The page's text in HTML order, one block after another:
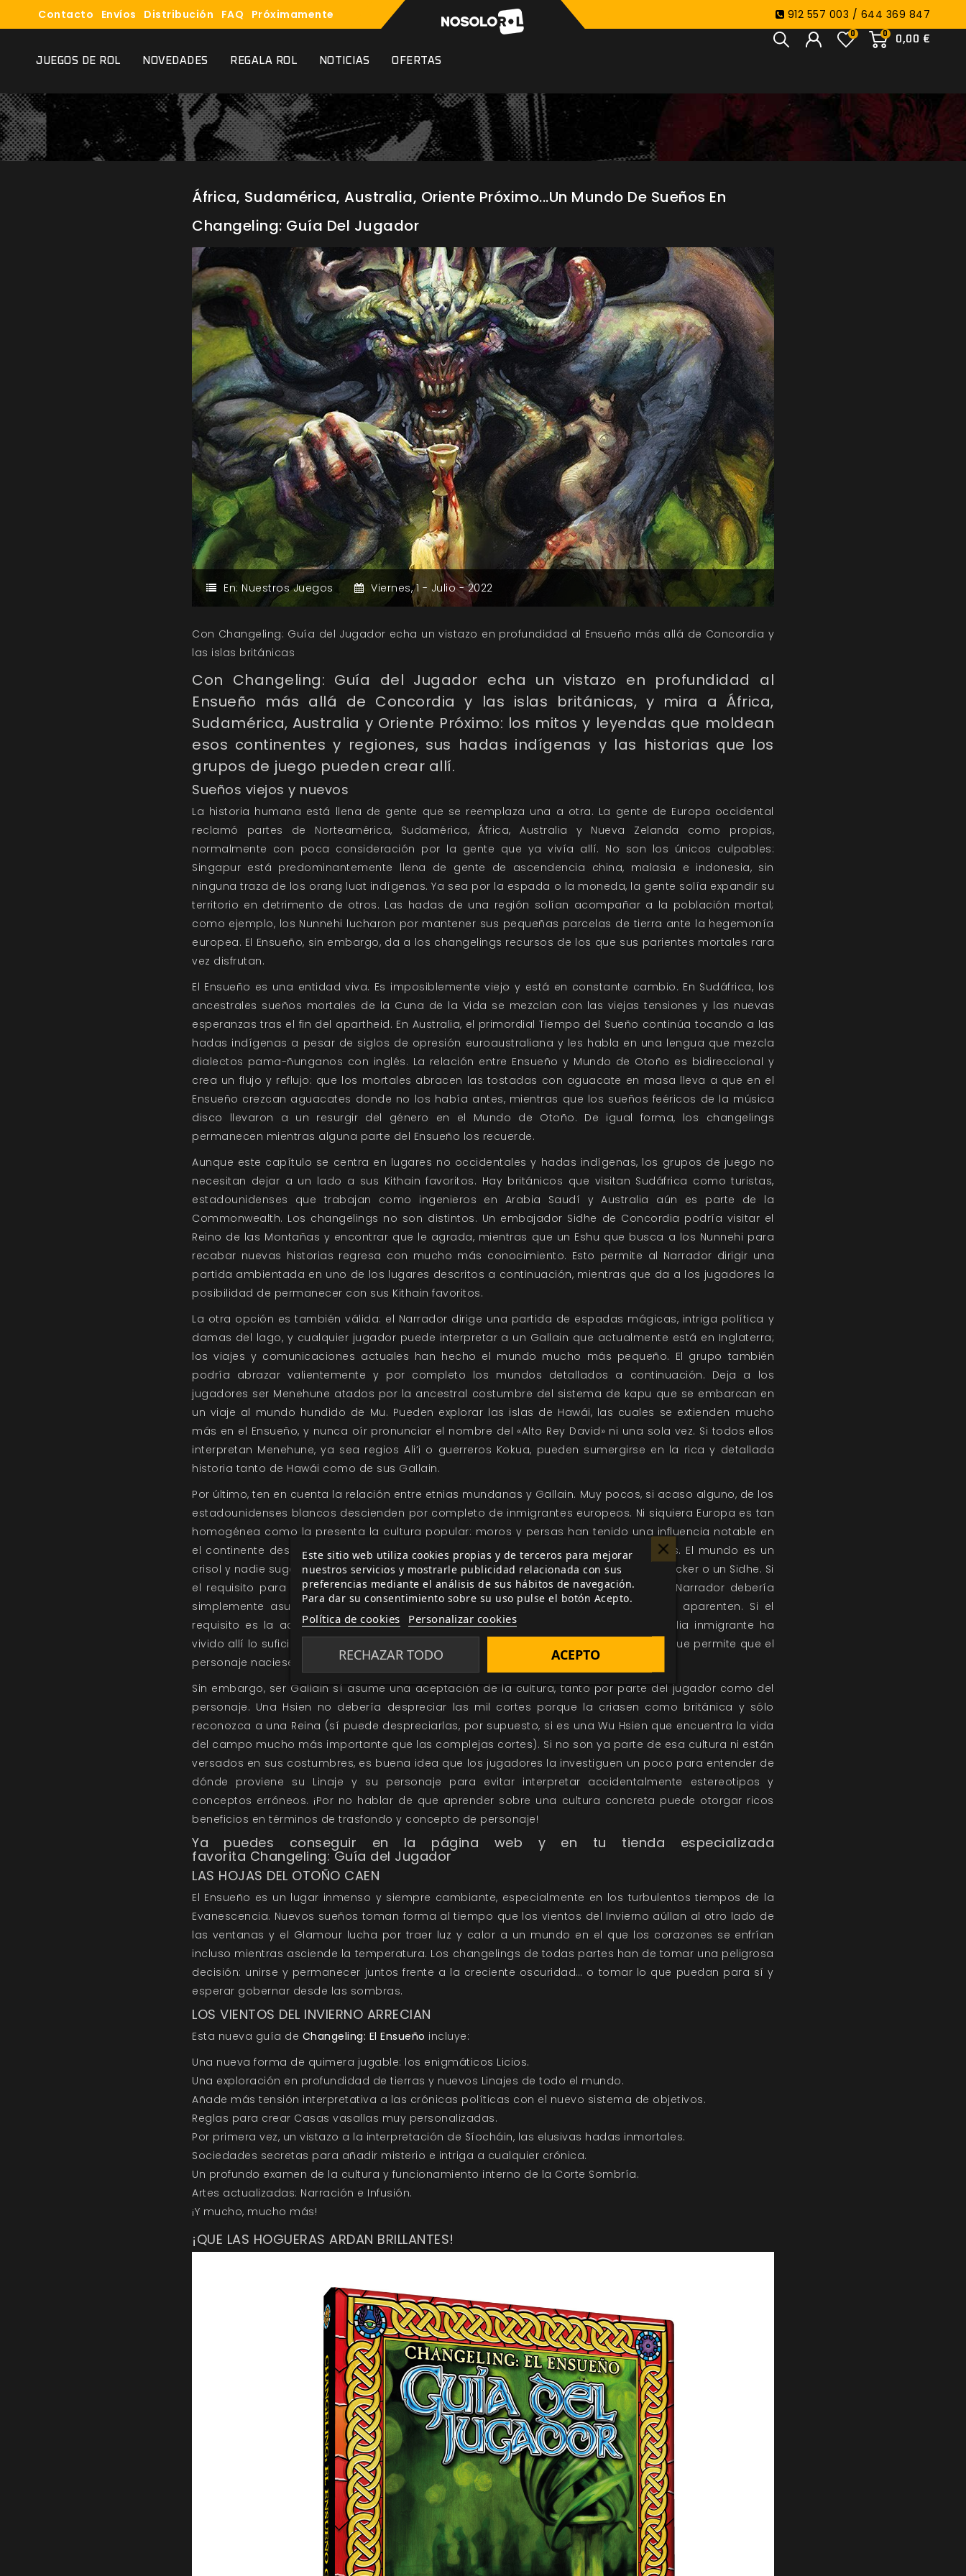
Contacto Envíos Distribución FAQ Próximamente 912 557 003 / 644 369 847
0
0,00 €
0
JUEGOS DE ROL NOVEDADES REGALA ROL NOTICIAS OFERTAS
África, Sudamérica, Australia, Oriente Próximo...Un Mundo De Sueños En
Changeling: Guía Del Jugador
En: Nuestros Juegos Viernes,1 - Julio -2022
Con Changeling: Guía del Jugador echa un vistazo en profundidad al Ensueño más allá de Concordia y
las islas británicas
Con Changeling: Guía del Jugador echa un vistazo en profundidad al
Ensueño más allá de Concordia y las islas británicas, y mira a África,
Sudamérica, Australia y Oriente Próximo: los mitos y leyendas que moldean
esos continentes y regiones, sus hadas indígenas y las historias que los
grupos de juego pueden crear allí.
Sueños viejos y nuevos
La historia humana está llena de gente que se reemplaza una a otra. La gente de Europa occidental
reclamó partes de Norteamérica, Sudamérica, África, Australia y Nueva Zelanda como propias,
normalmente con poca consideración por la gente que ya vivía allí. No son los únicos culpables:
Singapur está predominantemente llena de gente de ascendencia china, malasia e indonesia, sin
ninguna traza de los orang luat indígenas. Ya sea por la espada o la moneda, la gente solía expandir su
territorio en detrimento de otros. Las hadas de una región solían acompañar a la población mortal;
como ejemplo, los Nunnehi lucharon por mantener sus pequeñas parcelas de tierra ante la hegemonía
europea. El Ensueño, sin embargo, da a los changelings recursos de los que sus parientes mortales rara
vez disfrutan.
El Ensueño es una entidad viva. Es imposiblemente viejo y está en constante cambio. En Sudáfrica, los
ancestrales sueños mortales de la Cuna de la Vida se mezclan con las viejas tensiones y las nuevas
esperanzas tras el fin del apartheid. En Australia, el primordial Tiempo del Sueño continúa tocando a las
hadas indígenas a pesar de siglos de opresión euroaustraliana y les habla en una lengua que mezcla
dialectos pama-ñunganos con inglés. La relación entre Ensueño y Mundo de Otoño es bidireccional y
crea un flujo y reflujo: que los mortales abracen las tostadas con aguacate en masa lleva a que en el
Ensueño crezcan aguacates donde no los había antes, mientras que los sueños feéricos de la música
disco llevaron a un resurgir del género en el Mundo de Otoño. De igual forma, los changelings
permanecen mientras alguna parte del Ensueño los recuerde.
Aunque este capítulo se centra en lugares no occidentales y hadas indígenas, los grupos de juego no
necesitan dejar a un lado a sus Kithain favoritos. Hay británicos que visitan Sudáfrica como turistas,
estadounidenses que trabajan como ingenieros en Arabia Saudí y Australia aún es parte de la
Commonwealth. Los changelings no son distintos. Un embajador Sidhe de Concordia podría visitar el
Reino de las Montañas y encontrar que le agrada, mientras que un Eshu que busca a los Nunnehi para
recabar nuevas historias regresa con mucho más conocimiento. Esto permite al Narrador dirigir una
partida ambientada en uno de los lugares descritos a continuación, mientras que da a los jugadores la
posibilidad de permanecer con sus Kithain favoritos.
La otra opción es también válida: el Narrador dirige una partida de espadas mágicas, intriga política y
damas del lago, y cualquier jugador puede interpretar a un Gallain que actualmente está en Inglaterra;
los viajes y comunicaciones actuales han hecho el mundo mucho más pequeño. El grupo también
podría abrazar valientemente y por completo los mundos detallados a continuación. Deja a los
jugadores ser Menehune atados por la ancestral costumbre del sistema de kapu que se embarcan en
un viaje al mundo hundido de Mu. Pueden explorar las islas de Hawái, las cuales se extienden mucho
más en el Ensueño, y nunca oír pronunciar el nombre del «Alto Rey David» ni una sola vez. Si todos ellos
interpretan Menehune, ya sea regios Ali’i o guerreros Kokua, pueden sumergirse en la rica y detallada
historia tanto de Hawái como de sus Gallain.
Por último, ten en cuenta la relación entre etnias mundanas y Gallain. Muy pocos, si acaso alguno, de los
estadounidenses blancos descienden por completo de inmigrantes europeos. Ni siquiera Europa es tan
homogénea como la presenta la cultura popular: moros y persas han tenido una influencia notable en
el continente desde la Edad Media, por nombrar sólo dos de muchísimas influencias. El mundo es un
crisol y nadie sugeriría que alguien de raza mestiza no debería poder interpretar un Nocker o un Sidhe. Si
el requisito para interpretar a un Gallain es tener una fracción de ADN indígena, el Narrador debería
simplemente asumir que todos los personajes lo tienen sin importar la etnia que aparenten. Si el
requisito es la aceptación por el Ensueño, sigue la misma práctica: quizás su familia inmigrante ha
vivido allí lo suficiente para ser asimilada por el Ensueño, o un ancestro hizo un trato que permite que el
personaje naciese siendo Gallain.
Sin embargo, ser Gallain sí asume una aceptación de la cultura, tanto por parte del jugador como del
personaje. Una Hsien no debería despreciar las mil cortes porque la criasen como británica y sólo
reconozca a una Reina (sí puede despreciarlas, por supuesto, si es una Wu Hsien que encuentra la vida
del campo mucho más importante que las complejas cortes). Si no son ya parte de esa cultura ni están
versados en sus costumbres, es buena idea que los jugadores la investiguen un poco para entender de
dónde proviene su Linaje y su personaje para evitar interpretar accidentalmente estereotipos y
conceptos erróneos. ¡Por no hablar de que aprender sobre una cultura concreta puede otorgar ricos
beneficios en términos de trasfondo y concepto de personaje!
Ya puedes conseguir en la página web y en tu tienda especializada
favorita Changeling: Guía del Jugador
LAS HOJAS DEL OTOÑO CAEN
El Ensueño es un lugar inmenso y siempre cambiante, especialmente en los turbulentos tiempos de la
Evanescencia. Nuevos sueños toman forma al tiempo que los vientos del Invierno aúllan al otro lado de
las ventanas y el Glamour lucha por traer luz y calor a un mundo en el que los corazones se enfrían
incluso mientras asciende la temperatura. Los changelings de todas partes han de tomar una peligrosa
decisión: unirse y permanecer juntos frente a la creciente oscuridad… o tomar lo que puedan para sí y
esperar gobernar desde las sombras.
LOS VIENTOS DEL INVIERNO ARRECIAN
Esta nueva guía de Changeling: El Ensueño incluye:
Una nueva forma de quimera jugable: los enigmáticos Licios.
Una exploración en profundidad de tierras y nuevos Linajes de todo el mundo.
Añade más tensión interpretativa a las crónicas políticas con el nuevo sistema de objetivos.
Reglas para crear Casas vasallas muy personalizadas.
Por primera vez, un vistazo a la interpretación de Síocháin, las elusivas hadas inmortales.
Sociedades secretas para añadir misterio e intriga a cualquier crónica.
Un profundo examen de la cultura y funcionamiento interno de la Corte Sombría.
Artes actualizadas: Narración e Infusión.
¡Y mucho, mucho más!
¡QUE LAS HOGUERAS ARDAN BRILLANTES!
Este sitio web utiliza cookies propias y de terceros para mejorar
nuestros servicios y mostrarle publicidad relacionada con sus
preferencias mediante el análisis de sus hábitos de navegación.
Para dar su consentimiento sobre su uso pulse el botón Acepto.
Política de cookies Personalizar cookies
RECHAZAR TODO ACEPTO